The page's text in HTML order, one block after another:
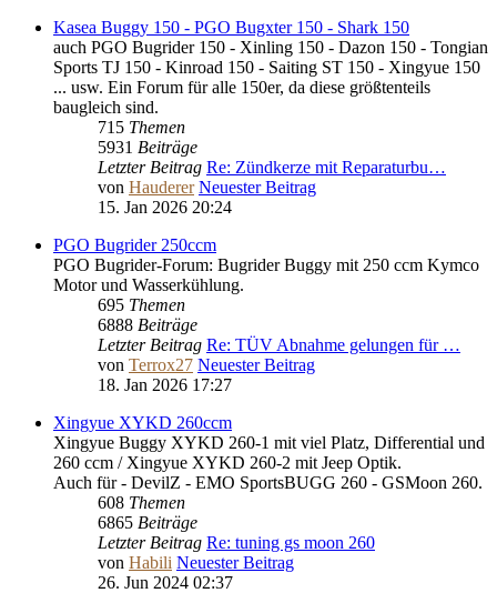
Kasea Buggy 150 - PGO Bugxter 150 - Shark 150
auch PGO Bugrider 150 - Xinling 150 - Dazon 150 - Tongian
Sports TJ 150 - Kinroad 150 - Saiting ST 150 - Xingyue 150
... usw. Ein Forum für alle 150er, da diese größtenteils
baugleich sind.
715 Themen
5931 Beiträge
Letzter Beitrag Re: Zündkerze mit Reparaturbu…
von Hauderer Neuester Beitrag
15. Jan 2026 20:24
PGO Bugrider 250ccm
PGO Bugrider-Forum: Bugrider Buggy mit 250 ccm Kymco
Motor und Wasserkühlung.
695 Themen
6888 Beiträge
Letzter Beitrag Re: TÜV Abnahme gelungen für …
von Terrox27 Neuester Beitrag
18. Jan 2026 17:27
Xingyue XYKD 260ccm
Xingyue Buggy XYKD 260-1 mit viel Platz, Differential und
260 ccm / Xingyue XYKD 260-2 mit Jeep Optik.
Auch für - DevilZ - EMO SportsBUGG 260 - GSMoon 260.
608 Themen
6865 Beiträge
Letzter Beitrag Re: tuning gs moon 260
von Habili Neuester Beitrag
26. Jun 2024 02:37